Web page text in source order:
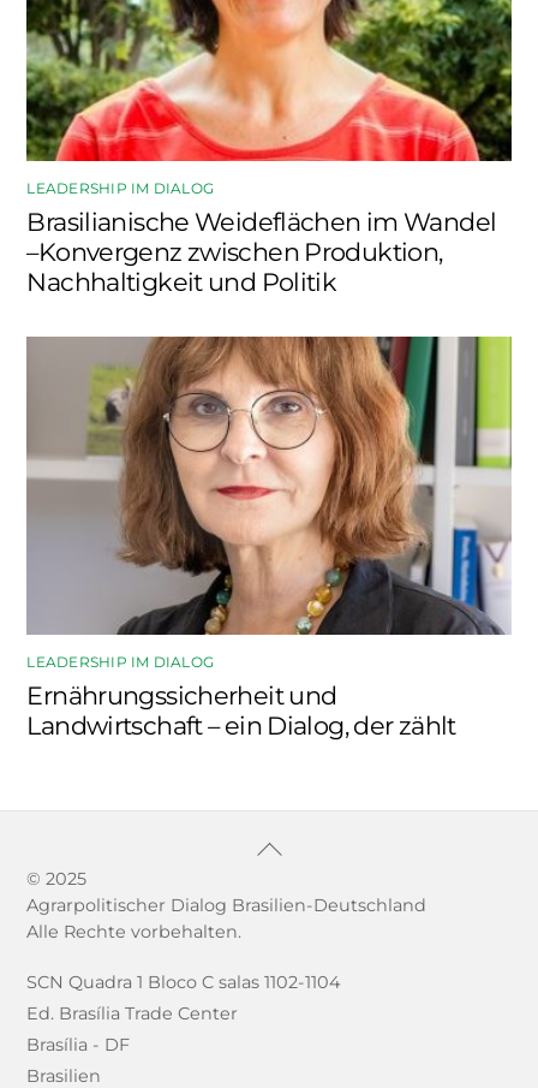
LEADERSHIP IM DIALOG
Brasilianische Weideflächen im Wandel
–Konvergenz zwischen Produktion,
Nachhaltigkeit und Politik
LEADERSHIP IM DIALOG
Ernährungssicherheit und
Landwirtschaft – ein Dialog, der zählt
Back
Top
© 2025
Agrarpolitischer Dialog Brasilien-Deutschland
Alle Rechte vorbehalten.
SCN Quadra 1 Bloco C salas 1102-1104
Ed. Brasília Trade Center
Brasília - DF
Brasilien